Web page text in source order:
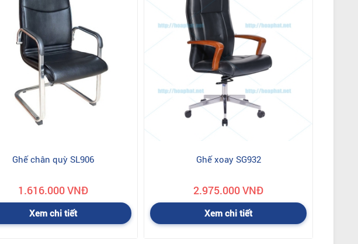
lắp đặt, sử dụng, bảo quản của nhà sản xuất, sử dụng không đúng chức năng
không, có làm theo yêu cầu của mình không. Nếu kiểm tra hàng đó bị lỗi do
Ghế chân quỳ SL906
1.616.000 VNĐ
Xem chi tiết
Ghế xoay SG932
2.975.000 VNĐ
Xem chi tiết